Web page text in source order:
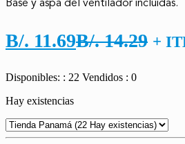
B/. 11.69El
actual
B/. 11.69.
B/.14.29 El
B/.
+
Disponibles: : 22 Vendidos : 0
Hay existencias